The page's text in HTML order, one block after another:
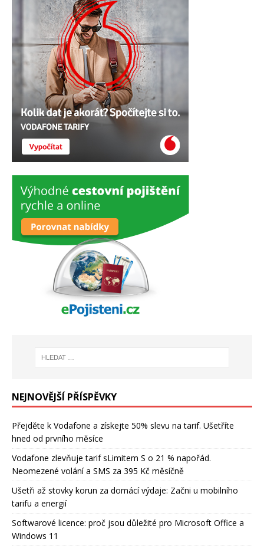
NEJNOVĚJŠÍ PŘÍSPĚVKY
Přejděte k Vodafone a získejte 50% slevu na tarif. Ušetříte
hned od prvního měsíce
Vodafone zlevňuje tarif sLimitem S o 21 % napořád.
Neomezené volání a SMS za 395 Kč měsíčně
Ušetři až stovky korun za domácí výdaje: Začni u mobilního
tarifu a energií
Softwarové licence: proč jsou důležité pro Microsoft Office a
Windows 11